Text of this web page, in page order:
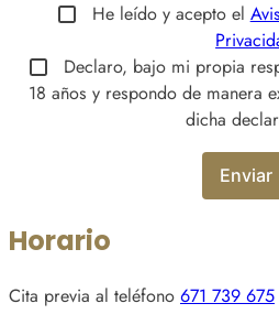
He leído y acepto el
Declaro, bajo mi propia
18 años y respondo de manera
dicha
Horario
Cita previa al teléfono 671 739 675